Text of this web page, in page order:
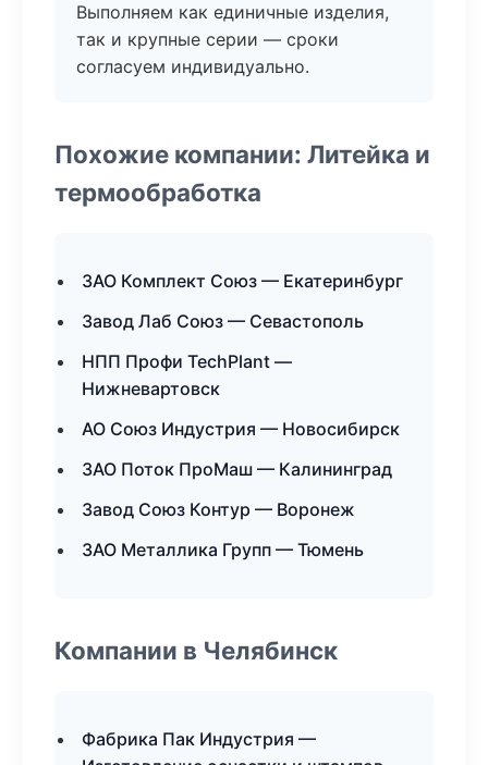
Выполняем как единичные изделия,
так и крупные серии — сроки
согласуем индивидуально.
Похожие компании: Литейка и
термообработка
ЗАО Комплект Союз — Екатеринбург
Завод Лаб Союз — Севастополь
НПП Профи TechPlant —
Нижневартовск
АО Союз Индустрия — Новосибирск
ЗАО Поток ПроМаш — Калининград
Завод Союз Контур — Воронеж
ЗАО Металлика Групп — Тюмень
Компании в Челябинск
Фабрика Пак Индустрия —